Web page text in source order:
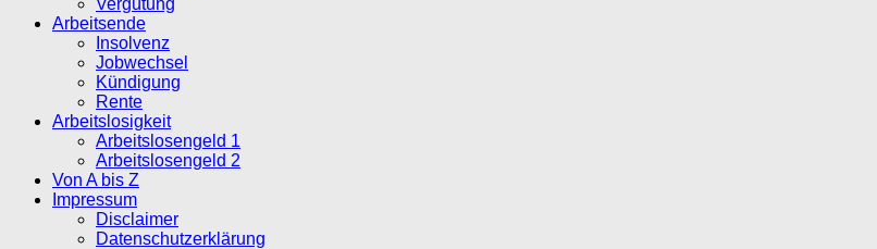
Vergütung
Arbeitsende
Insolvenz
Jobwechsel
Kündigung
Rente
Arbeitslosigkeit
Arbeitslosengeld 1
Arbeitslosengeld 2
Von A bis Z
Impressum
Disclaimer
Datenschutzerklärung